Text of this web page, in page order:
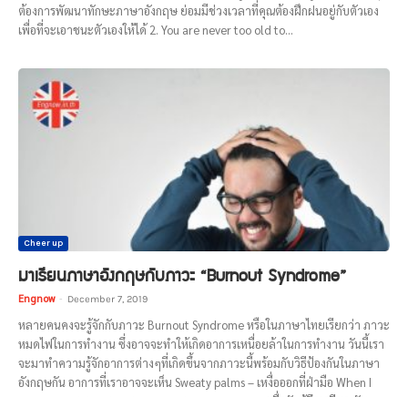
ต้องการพัฒนาทักษะภาษาอังกฤษ ย่อมมีช่วงเวลาที่คุณต้องฝึกฝนอยู่กับตัวเอง
เพื่อที่จะเอาชนะตัวเองให้ได้ 2. You are never too old to...
Cheer up
มาเรียนภาษาอังกฤษกับภาวะ “Burnout Syndrome”
Engnow - December 7, 2019
หลายคนคงจะรู้จักกับภาวะ Burnout Syndrome หรือในภาษาไทยเรียกว่า ภาวะ
หมดไฟในการทำงาน ซึ่งอาจจะทำให้เกิดอาการเหนื่อยล้าในการทำงาน วันนี้เรา
จะมาทำความรู้จักอาการต่างๆที่เกิดขึ้นจากภาวะนี้พร้อมกับวิธีป้องกันในภาษา
อังกฤษกัน อาการที่เราอาจจะเห็น Sweaty palms – เหงื่อออกที่ฝ่ามือ When I